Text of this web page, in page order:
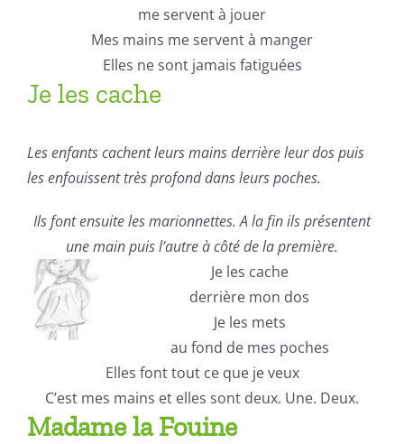
me servent à jouer
Mes mains me servent à manger
Elles ne sont jamais fatiguées
Je les cache
Les enfants cachent leurs mains derrière leur dos puis
les enfouissent très profond dans leurs poches.
Ils font ensuite les marionnettes. A la fin ils présentent
une main puis l’autre à côté de la première.
Je les cache
derrière mon dos
Je les mets
au fond de mes poches
Elles font tout ce que je veux
C’est mes mains et elles sont deux. Une. Deux.
Madame la Fouine